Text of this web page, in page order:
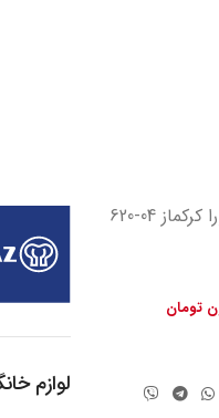
کرکماز 620-04
تومان
لوازم